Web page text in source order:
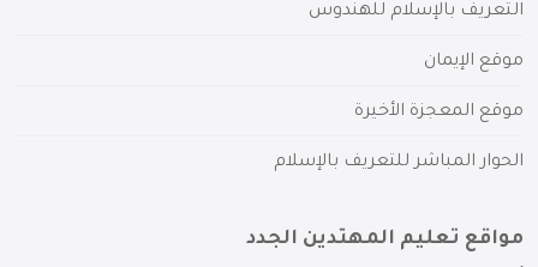
التعريف بالإسلام للهندوس
موقع الإيمان
موقع المعجزة الأخيرة
الحوار المباشر للتعريف بالإسلام
مواقع تعليم المهتدين الجدد